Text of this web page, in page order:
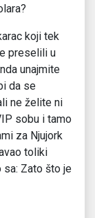
koji tek
preselili u
unajmite
da se
ne želite ni
sobu i tamo
za Njujork
toliki
sa: Zato što je